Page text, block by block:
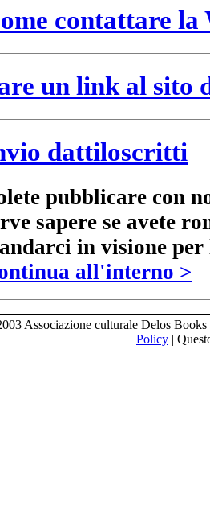
contattare
un link al sito
dattiloscritti
pubblicare con
sapere se avete
in visione
all'interno >
Associazione culturale Delos
Policy |